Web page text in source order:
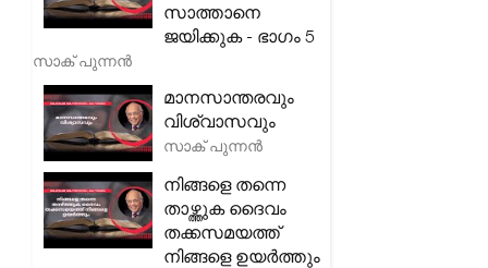
സാത്താനെ
ജയിക്കുക - ഭാഗം 5
സാക് പുന്നൻ
മാനസാന്തരവും
വിശ്വാസവും
സാക് പുന്നൻ
നിങ്ങളെ തന്നെ
താഴ്ത്തുക ദൈവം
തക്കസമയത്ത്
നിങ്ങളെ ഉയർത്തും